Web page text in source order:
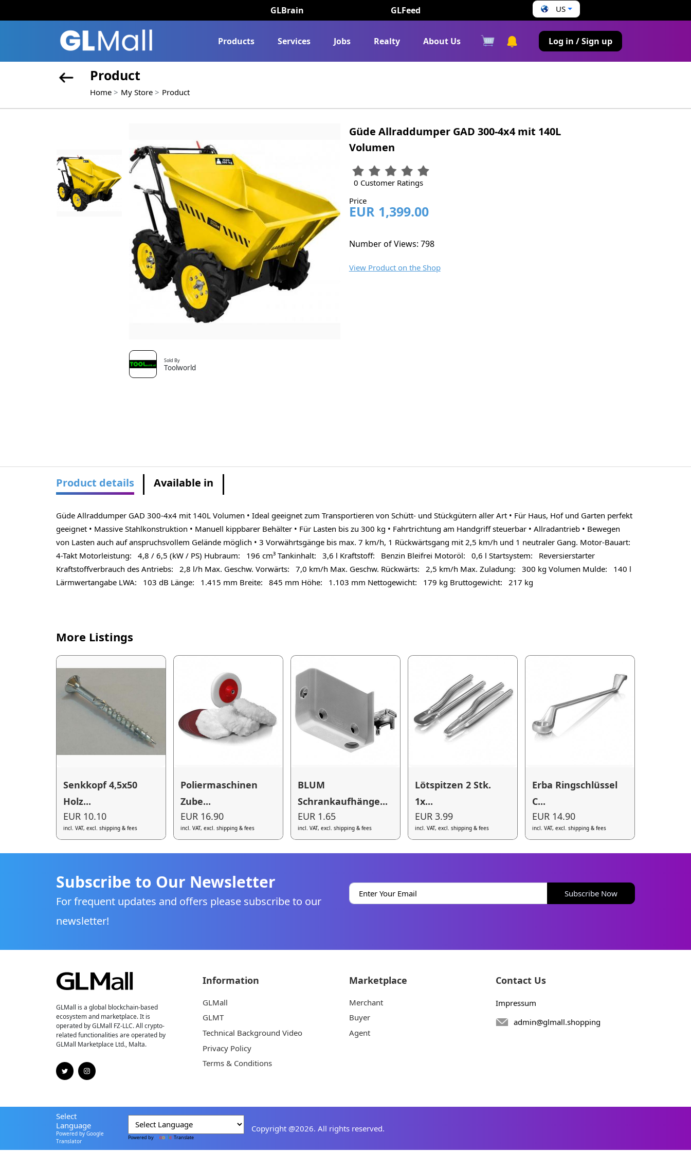
GLBrain GLFeed US
Products Services Jobs Realty About Us Log in / Sign up
Product
Home My Store Product
Sold By
Toolworld
Güde Allraddumper GAD 300-4x4 mit 140L
Volumen
0 Customer Ratings
Price
EUR 1,399.00
Number of Views: 798
View Product on the Shop
Product details Available in
Güde Allraddumper GAD 300-4x4 mit 140L Volumen • Ideal geeignet zum Transportieren von Schütt- und Stückgütern aller Art • Für Haus, Hof und Garten perfekt
geeignet • Massive Stahlkonstruktion • Manuell kippbarer Behälter • Für Lasten bis zu 300 kg • Fahrtrichtung am Handgriff steuerbar • Allradantrieb • Bewegen
von Lasten auch auf anspruchsvollem Gelände möglich • 3 Vorwährtsgänge bis max. 7 km/h, 1 Rückwärtsgang mit 2,5 km/h und 1 neutraler Gang. Motor-Bauart:
4-Takt Motorleistung: 4,8 / 6,5 (kW / PS) Hubraum: 196 cm³ Tankinhalt: 3,6 l Kraftstoff: Benzin Bleifrei Motoröl: 0,6 l Startsystem: Reversierstarter
Kraftstoffverbrauch des Antriebs: 2,8 l/h Max. Geschw. Vorwärts: 7,0 km/h Max. Geschw. Rückwärts: 2,5 km/h Max. Zuladung: 300 kg Volumen Mulde: 140 l
Lärmwertangabe LWA: 103 dB Länge: 1.415 mm Breite: 845 mm Höhe: 1.103 mm Nettogewicht: 179 kg Bruttogewicht: 217 kg
More Listings
Senkkopf 4,5x50
Holz...
EUR 10.10
incl. VAT, excl. shipping & fees
Poliermaschinen
Zube...
EUR 16.90
incl. VAT, excl. shipping & fees
BLUM
Schrankaufhänge...
EUR 1.65
incl. VAT, excl. shipping & fees
Lötspitzen 2 Stk.
1x...
EUR 3.99
incl. VAT, excl. shipping & fees
Erba Ringschlüssel
C...
EUR 14.90
incl. VAT, excl. shipping & fees
Subscribe to Our Newsletter
For frequent updates and offers please subscribe to our
newsletter!
Subscribe Now
GLMall is a global blockchain-based
ecosystem and marketplace. It is
operated by GLMall FZ-LLC. All crypto-
related functionalities are operated by
GLMall Marketplace Ltd., Malta.
Information
GLMall
GLMT
Technical Background Video
Privacy Policy
Terms & Conditions
Marketplace
Merchant
Buyer
Agent
Contact Us
Impressum
admin@glmall.shopping
Select
Language
Powered by Google
Translator
Powered by Translate
Copyright @2026. All rights reserved.